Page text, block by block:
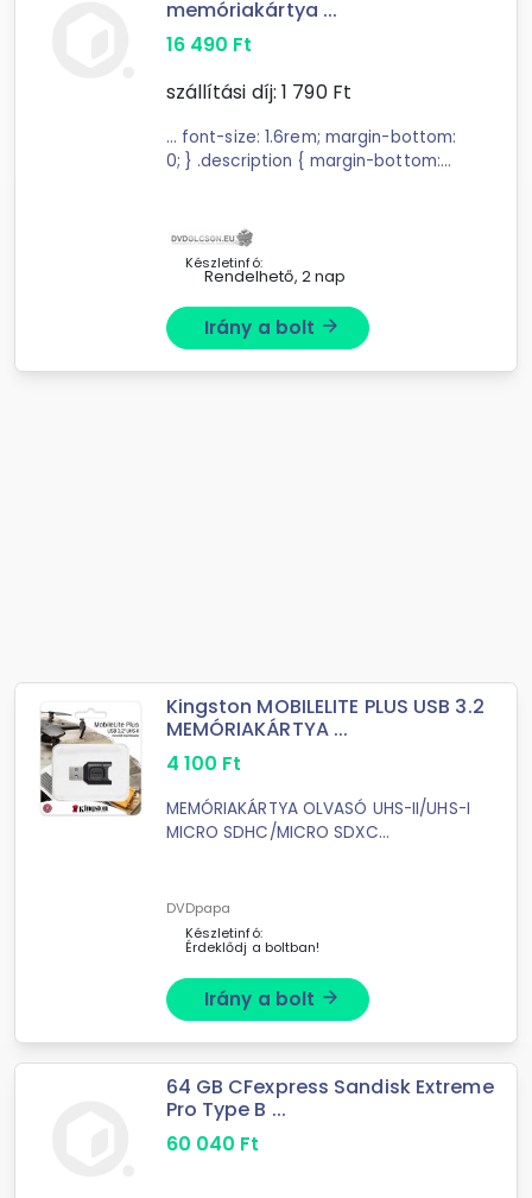
memóriakártya ...
16 490 Ft
szállítási díj: 1 790Ft
... font-size: 1.6rem; margin-bottom:
0; } .description { margin-bottom:
Premier memóriakártyával, és
Készletinfó:
Rendelhető, 2 nap
Irány a bolt arrow_forward
Kingston MOBILELITE PLUS USB 3.2
MEMÓRIAKÁRTYA ...
4 100 Ft
MEMÓRIAKÁRTYA OLVASÓ UHS-II/UHS-I
MICRO SDHC/MICRO SDXC
DVDpapa
Készletinfó:
Érdeklődj a boltban!
Irány a bolt arrow_forward
64 GB CFexpress Sandisk Extreme
Pro Type B ...
60 040 Ft